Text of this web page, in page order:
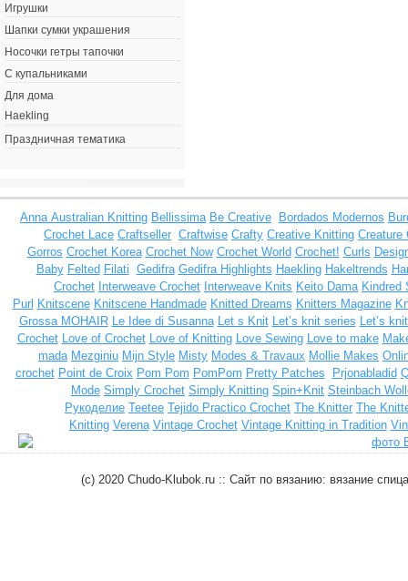
Игрушки
Шапки сумки украшения
Носочки гетры тапочки
С купальниками
Для дома
Haekling
Праздничная тематика
Anna Australian Knitting Bellissima Be Creative Bordados Modernos
Crochet Lace Craftseller Craftwise Crafty Creative Knitting Creature
Gorros Crochet Korea Crochet Now Crochet World Crochet! Curls
Baby Felted Filati Gedifra Gedifra Highlights Haekling Hakeltrends
Crochet Interweave Crochet Interweave Knits Keito Dama Kindred
Purl Knitscene Knitscene Handmade Knitted Dreams Knitters Magazine
Grossa MOHAIR Le Idee di Susanna Let s Knit Let’s knit series Let’s
Crochet Love of Crochet Love of Knitting Love Sewing Love to make
mada Mezginiu Mijn Style Misty Modes & Travaux Mollie Makes
crochet Point de Croix Pom Pom PomPom Pretty Patches Prjonabladid
Mode Simply Crochet Simply Knitting Spin+Knit Steinbach
Рукоделие Teetee Tejido Practico Crochet The Knitter The
Knitting Verena Vintage Crochet Vintage Knitting in Tradition
(c) 2020 Chudo-Klubok.ru :: Сайт по вязанию: вязание